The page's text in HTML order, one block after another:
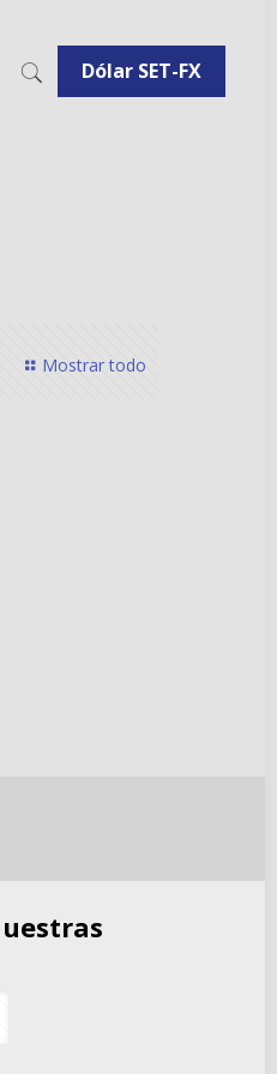
Dólar SET-FX
Mostrar todo